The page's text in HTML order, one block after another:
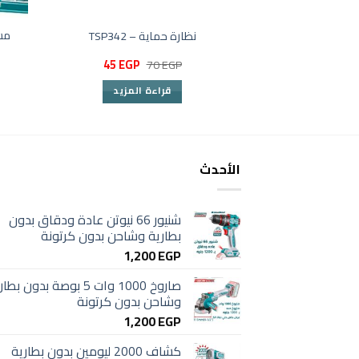
نظارة حماية – TSP342
70EGP السعر
الأصلي
هو:
70 EGP.
45EGP السعر
الحالي
هو: قراءة المزيد
الأحدث
شنيور 66 نيوتن عادة ودقاق بدون
بطارية وشاحن بدون كرتونة
1,200EGP
صاروخ 1000 وات 5 بوصة بدون
وشاحن بدون كرتونة
1,200EGP
كشاف 2000 ليومين بدون بطارية